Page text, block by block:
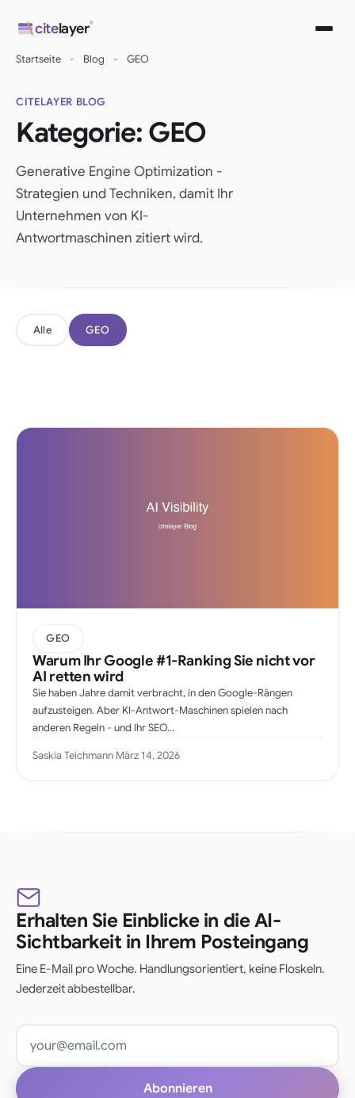
zum
Inhalt
citelayer®
Startseite - Blog - GEO
CITELAYER BLOG
Kategorie: GEO
Generative Engine Optimization -
Strategien und Techniken, damit Ihr
Unternehmen von KI-
Antwortmaschinen zitiert wird.
Alle GEO
GEO
Warum Ihr Google #1-Ranking Sie nicht vor
AI retten wird
Sie haben Jahre damit verbracht, in den Google-Rängen
aufzusteigen. Aber KI-Antwort-Maschinen spielen nach
anderen Regeln - und Ihr SEO...
Saskia Teichmann·März 14, 2026
Erhalten Sie Einblicke in die AI-
Sichtbarkeit in Ihrem Posteingang
Eine E-Mail pro Woche. Handlungsorientiert, keine Floskeln.
Jederzeit abbestellbar.
Abonnieren